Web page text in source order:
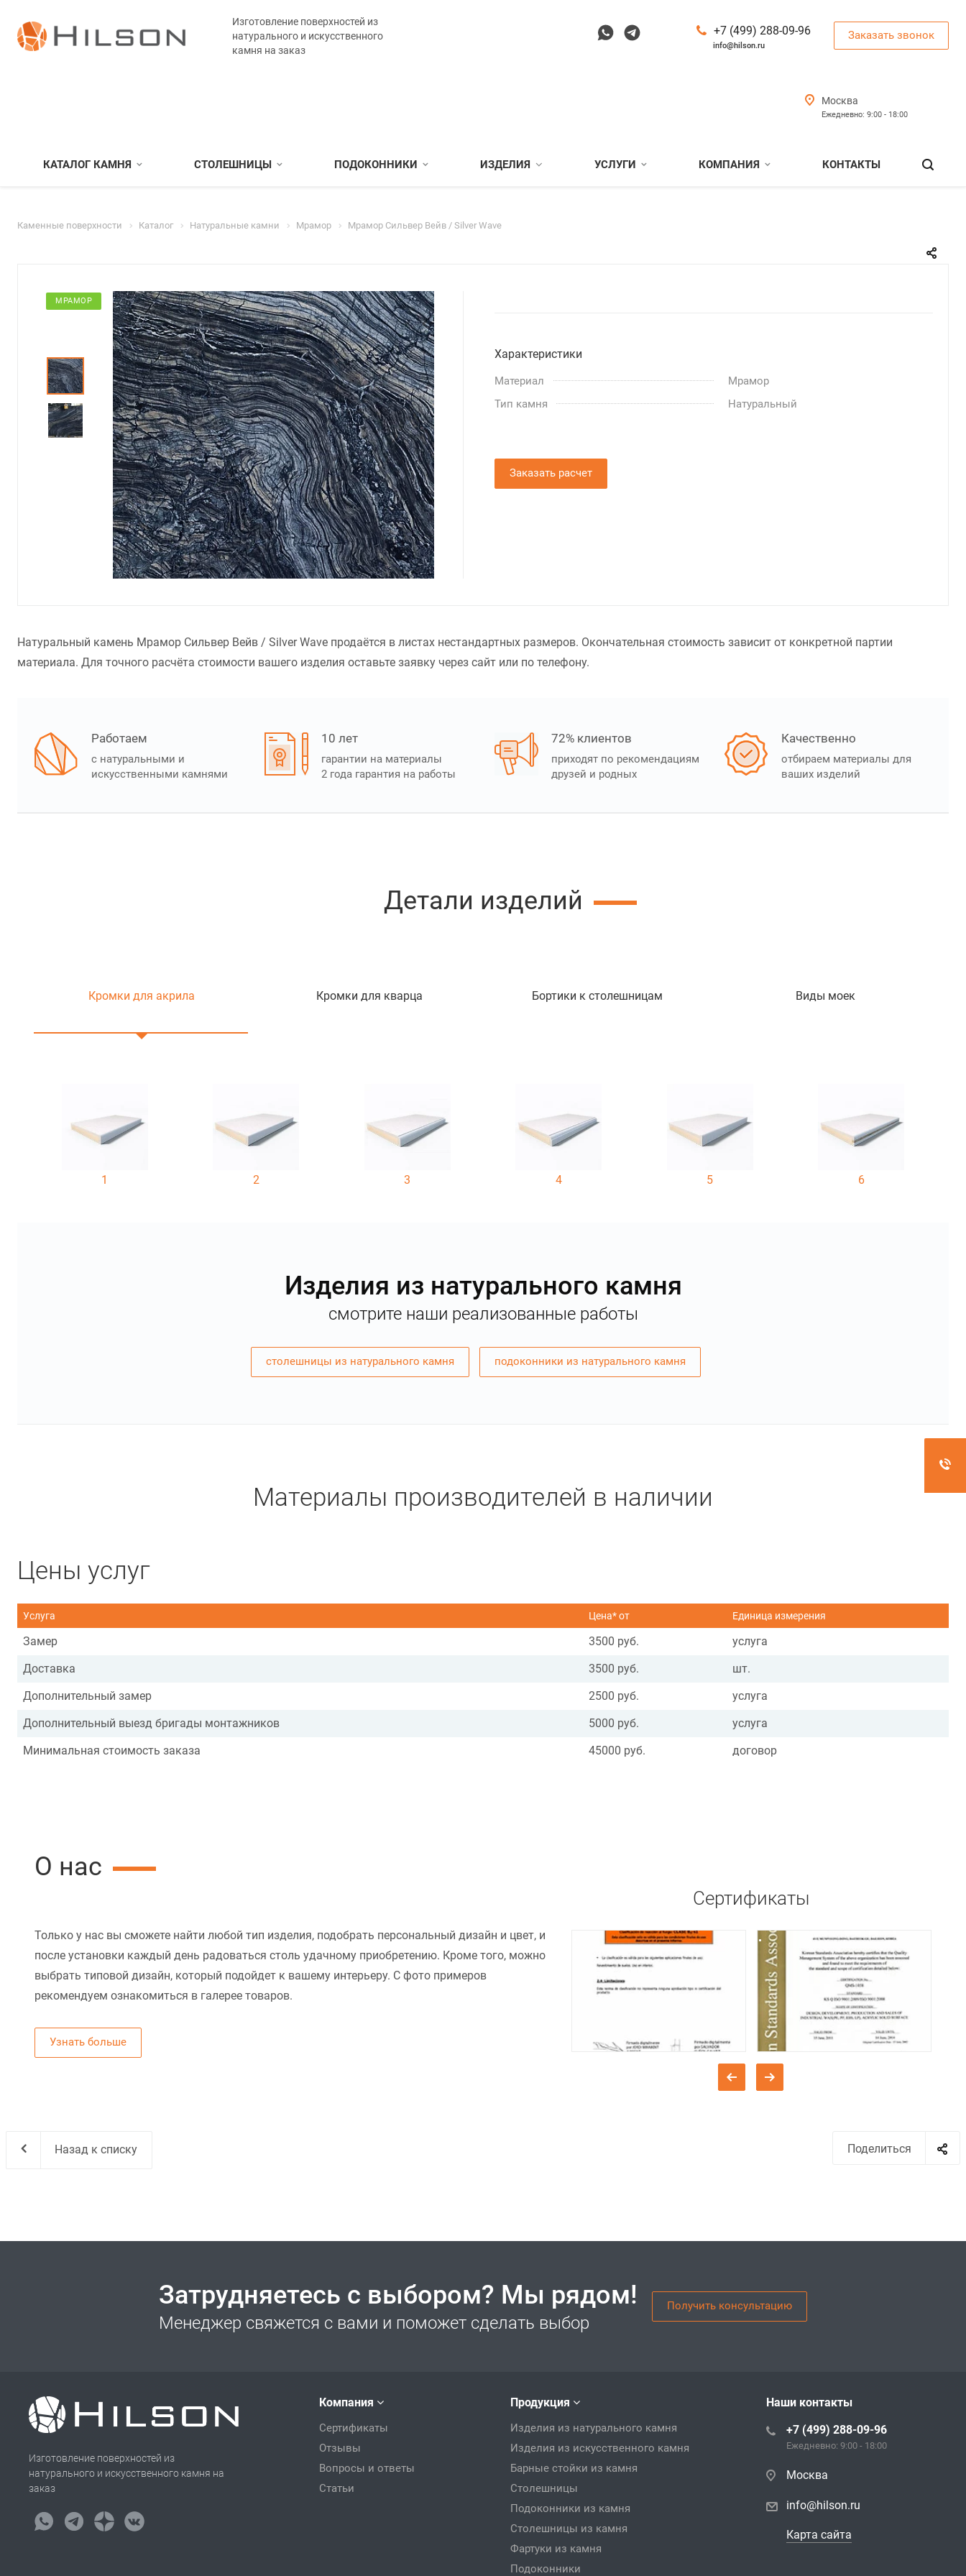
Изготовление поверхностей из
натурального и искусственного
камня на заказ
+7 (499) 288-09-96
info@hilson.ru
Заказать звонок
Москва
Ежедневно: 9:00 - 18:00
КАТАЛОГ КАМНЯ СТОЛЕШНИЦЫ ПОДОКОННИКИ ИЗДЕЛИЯ УСЛУГИ КОМПАНИЯ КОНТАКТЫ
Каменные поверхности Каталог Натуральные камни Мрамор Мрамор Сильвер Вейв / Silver Wave
МРАМОР
Характеристики
Материал
Мрамор
Тип камня
Натуральный
Заказать расчет
Натуральный камень Мрамор Сильвер Вейв / Silver Wave продаётся в листах нестандартных размеров. Окончательная стоимость зависит от конкретной партии
материала. Для точного расчёта стоимости вашего изделия оставьте заявку через сайт или по телефону.
Работаем
с натуральными и
искусственными камнями
10 лет
гарантии на материалы
2 года гарантия на работы
72% клиентов
приходят по рекомендациям
друзей и родных
Качественно
отбираем материалы для
ваших изделий
Детали изделий
Кромки для акрила Кромки для кварца Бортики к столешницам Виды моек
1 2 3 4 5 6
Изделия из натурального камня
смотрите наши реализованные работы
столешницы из натурального камня подоконники из натурального камня
Материалы производителей в наличии
Цены услуг
Услуга Цена* от Единица измерения
Замер 3500 руб.
услуга
Доставка
3500 руб.
шт.
Дополнительный замер
2500 руб.
услуга
Дополнительный выезд бригады монтажников
5000 руб.
услуга
Минимальная стоимость заказа
45000 руб. договор
О нас
Только у нас вы сможете найти любой тип изделия, подобрать персональный дизайн и цвет, и
после установки каждый день радоваться столь удачному приобретению. Кроме того, можно
выбрать типовой дизайн, который подойдет к вашему интерьеру. С фото примеров
рекомендуем ознакомиться в галерее товаров.
Узнать больше
Сертификаты
Поделиться
Назад к списку
Затрудняетесь с выбором? Мы рядом!
Менеджер свяжется с вами и поможет сделать выбор
Получить консультацию
Изготовление поверхностей из
натурального и искусственного камня на
заказ
Компания
Сертификаты
Отзывы
Вопросы и ответы
Статьи
Продукция
Изделия из натурального камня
Изделия из искусственного камня
Барные стойки из камня
Столешницы
Подоконники из камня
Столешницы из камня
Фартуки из камня
Подоконники
Наши контакты
+7 (499) 288-09-96
Ежедневно: 9:00 - 18:00
Москва
info@hilson.ru
Карта сайта